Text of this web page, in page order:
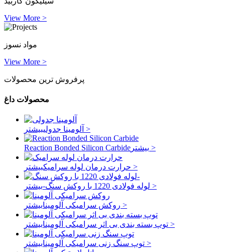
View More >
مواد نسوز
View More >
پرفروش ترین محصولات
محصولات داغ
آلومینا جدولی بیشتر >
Reaction Bonded Silicon Carbide بیشتر >
حرارت درمان لوله سرامیک بیشتر >
لوله فولادی 1220 با روکش سنگ- بیشتر >
روکش سرامیکی آلومینا بیشتر >
توپ بسته بندی بی اثر سرامیکی آلومینا بیشتر >
توپ سنگ زنی سرامیکی آلومینا بیشتر >